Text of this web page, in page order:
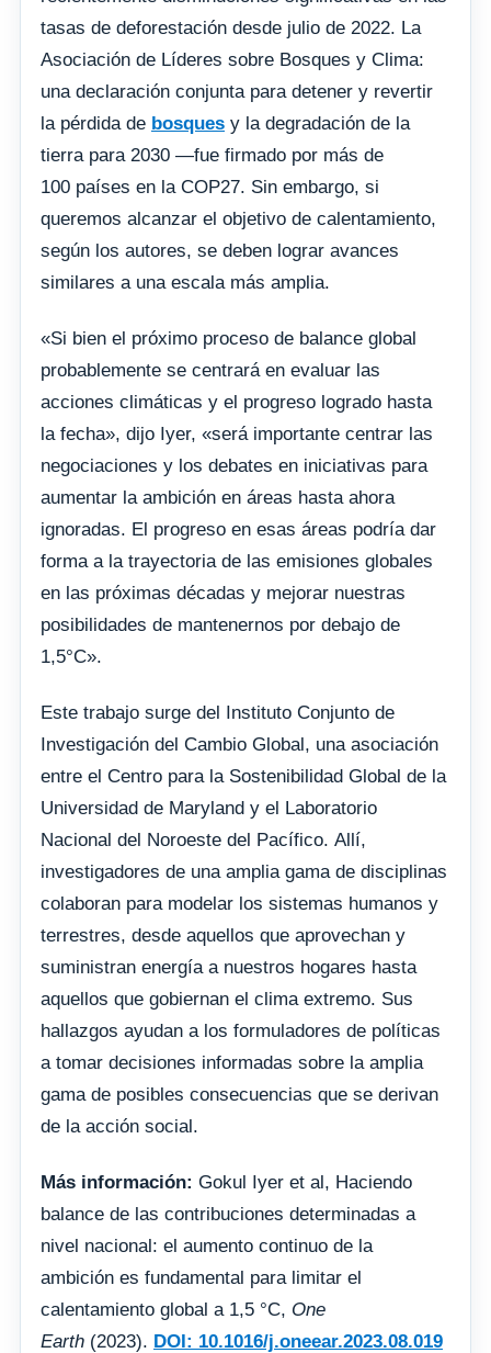
tasas de deforestación desde julio de 2022. La
Asociación de Líderes sobre Bosques y Clima:
una declaración conjunta para detener y revertir
la pérdida de bosques y la degradación de la
tierra para 2030 —fue firmado por más de
100 países en la COP27. Sin embargo, si
queremos alcanzar el objetivo de calentamiento,
según los autores, se deben lograr avances
similares a una escala más amplia.
«Si bien el próximo proceso de balance global
probablemente se centrará en evaluar las
acciones climáticas y el progreso logrado hasta
la fecha», dijo Iyer, «será importante centrar las
negociaciones y los debates en iniciativas para
aumentar la ambición en áreas hasta ahora
ignoradas. El progreso en esas áreas podría dar
forma a la trayectoria de las emisiones globales
en las próximas décadas y mejorar nuestras
posibilidades de mantenernos por debajo de
1,5°C».
Este trabajo surge del Instituto Conjunto de
Investigación del Cambio Global, una asociación
entre el Centro para la Sostenibilidad Global de la
Universidad de Maryland y el Laboratorio
Nacional del Noroeste del Pacífico. Allí,
investigadores de una amplia gama de disciplinas
colaboran para modelar los sistemas humanos y
terrestres, desde aquellos que aprovechan y
suministran energía a nuestros hogares hasta
aquellos que gobiernan el clima extremo. Sus
hallazgos ayudan a los formuladores de políticas
a tomar decisiones informadas sobre la amplia
gama de posibles consecuencias que se derivan
de la acción social.
Más información: Gokul Iyer et al, Haciendo
balance de las contribuciones determinadas a
nivel nacional: el aumento continuo de la
ambición es fundamental para limitar el
calentamiento global a 1,5 °C, One
Earth (2023). DOI: 10.1016/j.oneear.2023.08.019